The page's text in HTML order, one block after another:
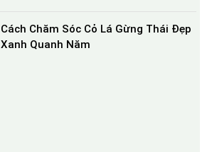
Cách Chăm Sóc Cỏ Lá Gừng Thái Đẹp
Xanh Quanh Năm